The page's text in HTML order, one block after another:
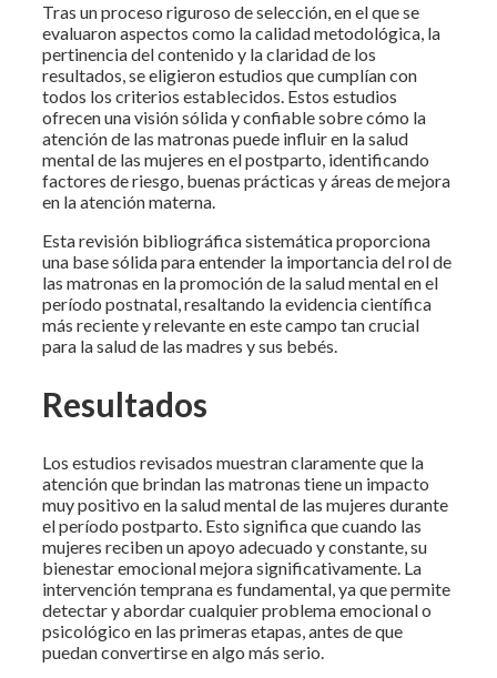
Tras un proceso riguroso de selección, en el que se
evaluaron aspectos como la calidad metodológica, la
pertinencia del contenido y la claridad de los
resultados, se eligieron estudios que cumplían con
todos los criterios establecidos. Estos estudios
ofrecen una visión sólida y confiable sobre cómo la
atención de las matronas puede influir en la salud
mental de las mujeres en el postparto, identificando
factores de riesgo, buenas prácticas y áreas de mejora
en la atención materna.
Esta revisión bibliográfica sistemática proporciona
una base sólida para entender la importancia del rol de
las matronas en la promoción de la salud mental en el
período postnatal, resaltando la evidencia científica
más reciente y relevante en este campo tan crucial
para la salud de las madres y sus bebés.
Resultados
Los estudios revisados muestran claramente que la
atención que brindan las matronas tiene un impacto
muy positivo en la salud mental de las mujeres durante
el período postparto. Esto significa que cuando las
mujeres reciben un apoyo adecuado y constante, su
bienestar emocional mejora significativamente. La
intervención temprana es fundamental, ya que permite
detectar y abordar cualquier problema emocional o
psicológico en las primeras etapas, antes de que
puedan convertirse en algo más serio.